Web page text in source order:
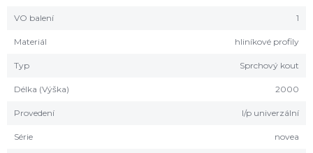
VO balení 1
Materiál hliníkové profily
Typ Sprchový kout
Délka (Výška) 2000
Provedení l/p univerzální
Série novea